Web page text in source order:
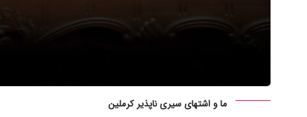
ما و اشتهای سیری ناپذیر کرملین